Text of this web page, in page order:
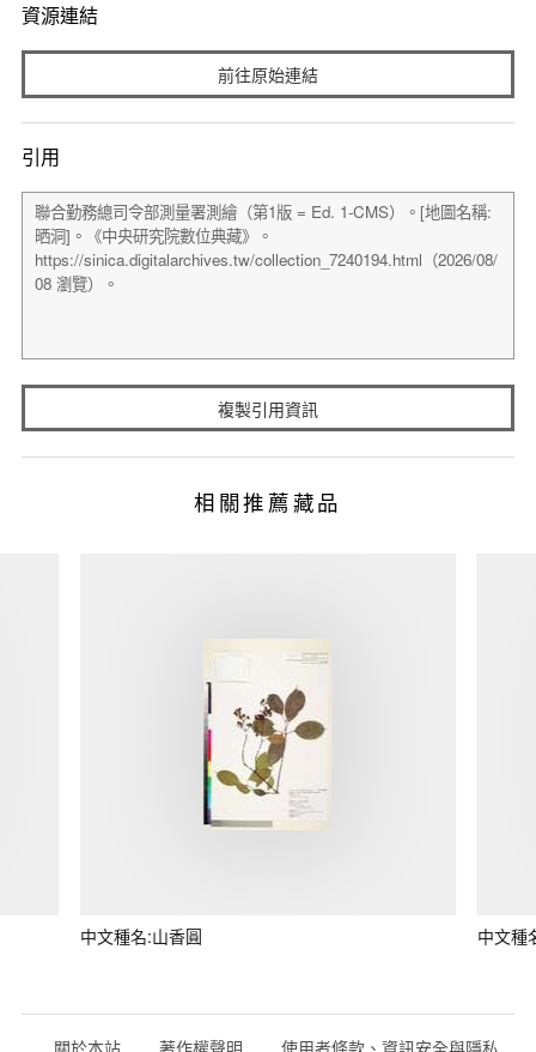
資源連結
前往原始連結
引用
複製引用資訊
相關推薦藏品
中文種名:山香圓 中文種
關於本站 著作權聲明 使用者條款、資訊安全與隱私